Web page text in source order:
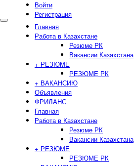
Войти
Регистрация
Главная
Работа в Казахстане
Резюме РК
Вакансии Казахстана
+ РЕЗЮМЕ
РЕЗЮМЕ РК
+ ВАКАНСИЮ
Объявления
ФРИЛАНС
Главная
Работа в Казахстане
Резюме РК
Вакансии Казахстана
+ РЕЗЮМЕ
РЕЗЮМЕ РК